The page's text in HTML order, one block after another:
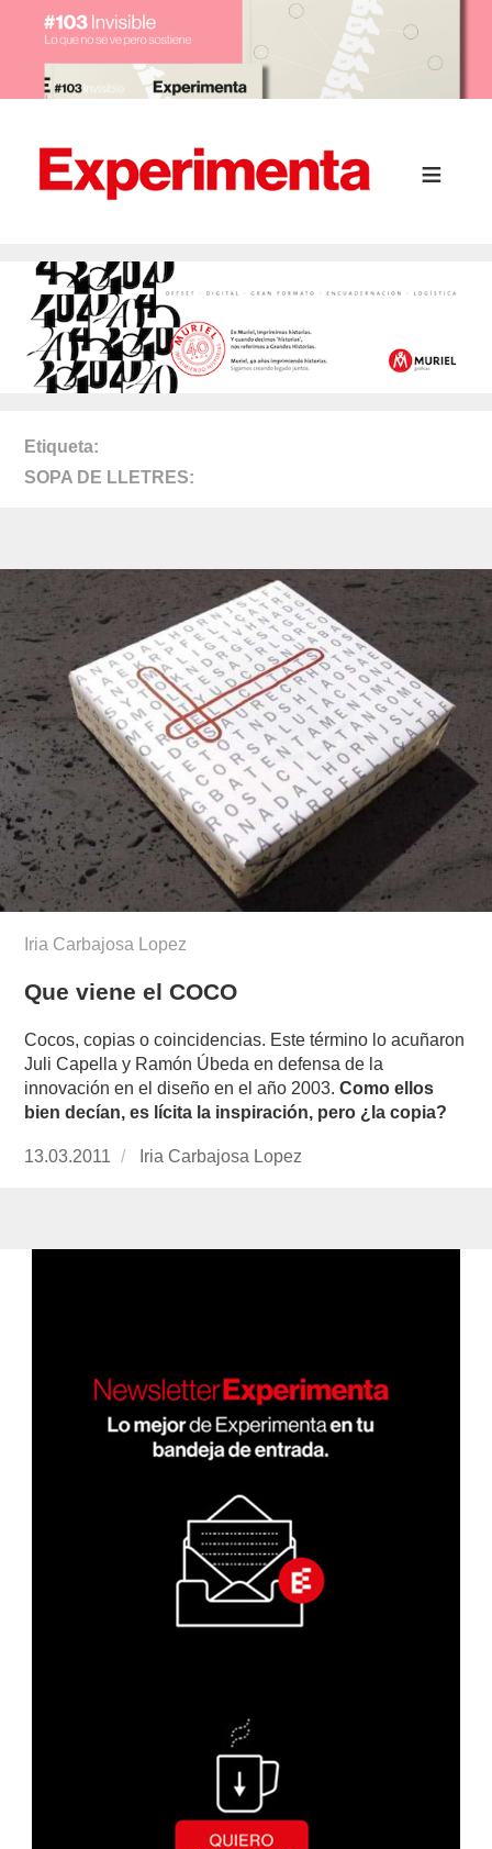
Etiqueta
SOPA DE LLETRES
Iria Carbajosa Lopez
Que viene el COCO
Cocos, copias o coincidencias. Este término lo acuñaron
Juli Capella y Ramón Úbeda en defensa de la
innovación en el diseño en el año 2003.Como ellos
bien decían, es lícita la inspiración, pero ¿la copia?
Publicado
13.03.2011 https://www.experimenta.es/author/
Iria Carbajosa Lopez